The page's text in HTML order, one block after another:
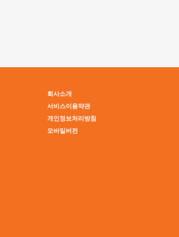
회사소개
서비스이용약관
개인정보처리방침
모바일버전